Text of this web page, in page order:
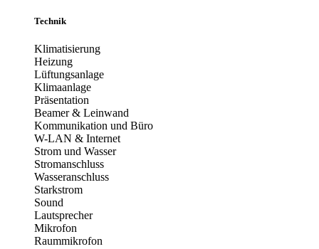
Technik
Klimatisierung
Heizung
Lüftungsanlage
Klimaanlage
Präsentation
Beamer & Leinwand
Kommunikation und Büro
W-LAN & Internet
Strom und Wasser
Stromanschluss
Wasseranschluss
Starkstrom
Sound
Lautsprecher
Mikrofon
Raummikrofon